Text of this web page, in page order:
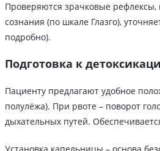
Проверяются зрачковые рефлексы,
сознания (по шкале Глазго),
подробно).
Подготовка к
Пациенту предлагают удобное
полулёжа). При рвоте – поворот
дыхательных путей.